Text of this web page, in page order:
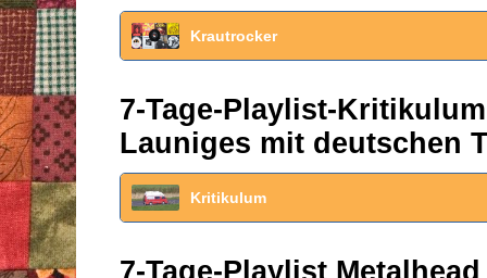
Krautrocker
7-Tage-Playlist-
Launiges mit deutschen
Kritikulum